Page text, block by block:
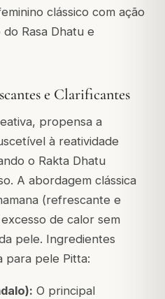
clássico com ação
Rasa Dhatu e
e Clarificantes
propensa a
à reatividade
o Rakta Dhatu
A abordagem clássica
(refrescante e
de calor sem
pele. Ingredientes
para pele Pitta:
O principal